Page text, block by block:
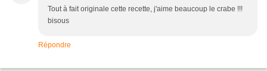
Tout à fait originale cette recette, j'aime beaucoup le crabe !!!
bisous
Répondre